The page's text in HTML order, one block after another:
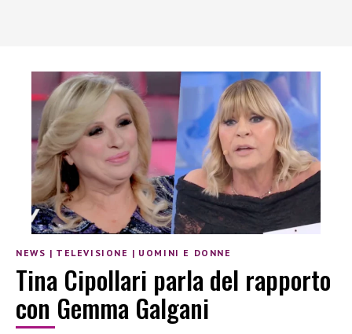
NEWS | TELEVISIONE | UOMINI E DONNE
Tina Cipollari parla del rapporto
con Gemma Galgani